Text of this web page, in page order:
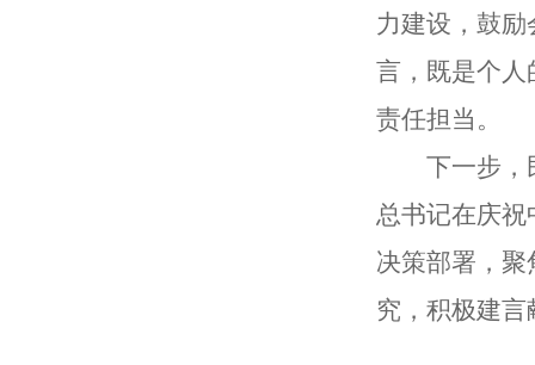
力建设，鼓
言，既是个人
责任担当。
下一步，
总书记在庆
决策部署，聚
究，积极建